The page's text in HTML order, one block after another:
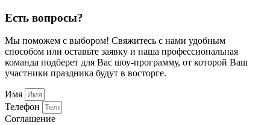
Есть вопросы?
Мы поможем с выбором! Свяжитесь с нами удобным
способом или оставьте заявку и наша профессиональная
команда подберет для Вас шоу-программу, от которой Ваш
участники праздника будут в восторге.
Имя
Телефон
Соглашение